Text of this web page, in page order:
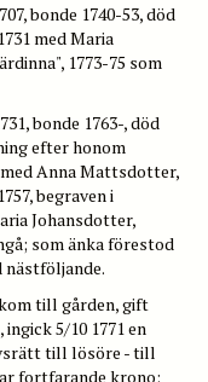
bonde 1740-53, död
med Maria
1773-75 som
bonde 1763-, död
efter honom
med Anna Mattsdotter,
begraven i
Johansdotter,
som änka förestod
nästföljande.
kom till gården, gift
5/10 1771 en
till lösöre - till
fortfarande krono;